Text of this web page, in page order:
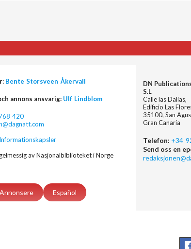
Bente Storsveen Åkervall
annons ansvarig: Ulf Lindblom
420
av Nasjonalbiblioteket i Norge
Annonsere Español
DN
S.L
Calle las Dalias,
Edificio Las
35100, San
Gran Canaria
Telefon: +34
Send oss en